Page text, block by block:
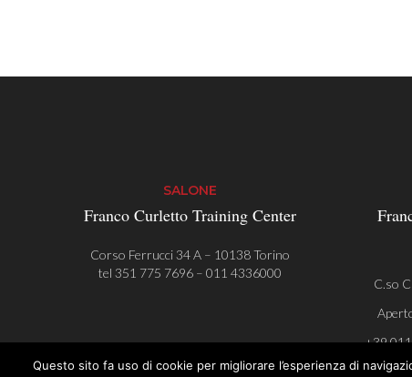
SALONE
Franco Curletto Training Center
Corso Ferrucci 34 A – 10138 Torino
tel 351 775 7696 – 011 4336000
C.so
+39
Questo sito fa uso di cookie per migliorare l’esperienza di